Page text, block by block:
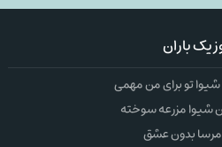
باران
تو برای من مهمی
مزرعه سوخته
بدون عشق